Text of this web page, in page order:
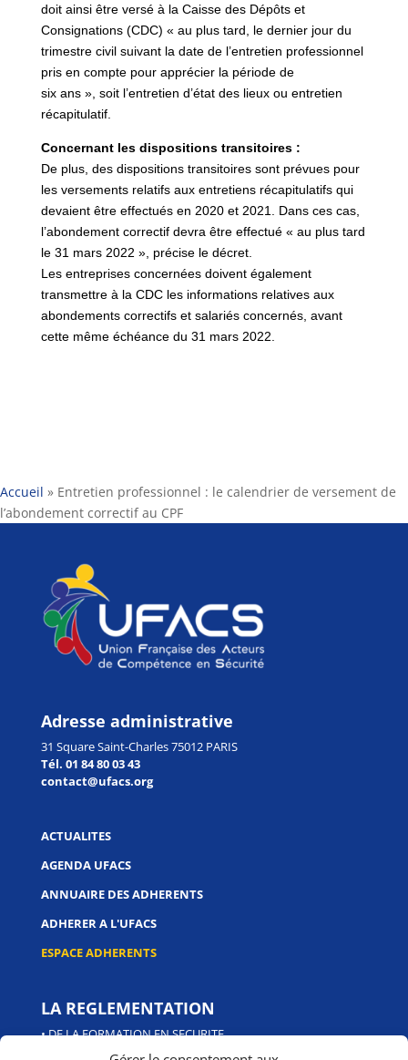
doit ainsi être versé à la Caisse des Dépôts et
Consignations (CDC) « au plus tard, le dernier jour du
trimestre civil suivant la date de l’entretien professionnel
pris en compte pour apprécier la période de
six ans », soit l’entretien d’état des lieux ou entretien
récapitulatif.
Concernant les dispositions transitoires :
De plus, des dispositions transitoires sont prévues pour
les versements relatifs aux entretiens récapitulatifs qui
devaient être effectués en 2020 et 2021. Dans ces cas,
l’abondement correctif devra être effectué « au plus tard
le 31 mars 2022 », précise le décret.
Les entreprises concernées doivent également
transmettre à la CDC les informations relatives aux
abondements correctifs et salariés concernés, avant
cette même échéance du 31 mars 2022.
Accueil » Entretien professionnel : le calendrier de versement de
l’abondement correctif au CPF
Adresse administrative
31 Square Saint-Charles 75012 PARIS
Tél. 01 84 80 03 43
contact@ufacs.org
ACTUALITES
AGENDA UFACS
ANNUAIRE DES ADHERENTS
ADHERER A L'UFACS
ESPACE ADHERENTS
LA REGLEMENTATION
• DE LA FORMATION EN SECURITE